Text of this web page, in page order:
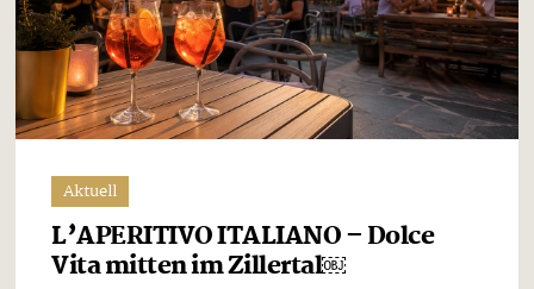
Aktuell
L’APERITIVO ITALIANO – Dolce
Vita mitten im Zillertal￼